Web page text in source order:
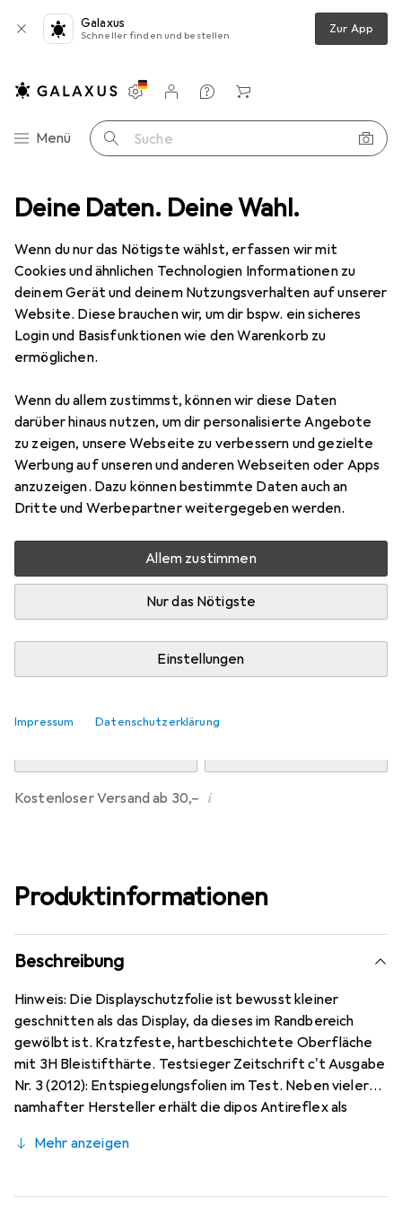
Deine Daten. Deine Wahl.
Wenn du nur das Nötigste wählst, erfassen wir mit
Cookies und ähnlichen Technologien Informationen zu
deinem Gerät und deinem Nutzungsverhalten auf unserer
Website. Diese brauchen wir, um dir bspw. ein sicheres
Login und Basisfunktionen wie den Warenkorb zu
ermöglichen.
Wenn du allem zustimmst, können wir diese Daten
darüber hinaus nutzen, um dir personalisierte Angebote
zu zeigen, unsere Webseite zu verbessern und gezielte
Werbung auf unseren und anderen Webseiten oder Apps
anzuzeigen. Dazu können bestimmte Daten auch an
Dritte und Werbepartner weitergegeben werden.
Allem zustimmen
Nur das Nötigste
Einstellungen
Impressum Datenschutzerklärung
Galaxus
Schneller finden und bestellen Zur App
Navigation nach Kategorien
Menü Suche
Einstellungen
Kundenkonto
Vergleichslisten
Merklisten
Warenkorb
Smartphone Schutzfolie Dipos Displayschutzfolie Antireflex
6 Bilder
DiposDisplayschutzfolie Antireflex
Preis in EUR inkl. MwSt.
EUR
5,99
1
Bewertungen Marke
Mehr von Dipos
Mo, 10.8. geliefert
Mehr als 10 Stück an Lager beim Drittanbieter
Lieferort angeben für genaue Lieferzeit
Kostenloser Versand ab 30,– i
Produktinformationen
Beschreibung
Hinweis: Die Displayschutzfolie ist bewusst kleiner
geschnitten als das Display, da dieses im Randbereich
gewölbt ist. Kratzfeste, hartbeschichtete Oberfläche
mit 3H Bleistifthärte. Testsieger Zeitschrift c't Ausgabe
Nr. 3 (2012): Entspiegelungsfolien im Test. Neben vieler
namhafter Hersteller erhält die dipos Antireflex als
gut. Bewusst kleiner als das Samsung Galaxy Note 20
und jederzeit rückstandsfrei zu entfernen (ohne
Mehr anzeigen